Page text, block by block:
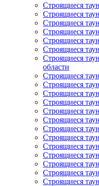
Строящиеся
Строящиеся
Строящиеся
Строящиеся
Строящиеся
Строящиеся
Строящиеся
области
Строящиеся
Строящиеся
Строящиеся
Строящиеся
Строящиеся
Строящиеся
Строящиеся
Строящиеся
Строящиеся
Строящиеся
Строящиеся
Строящиеся
Строящиеся